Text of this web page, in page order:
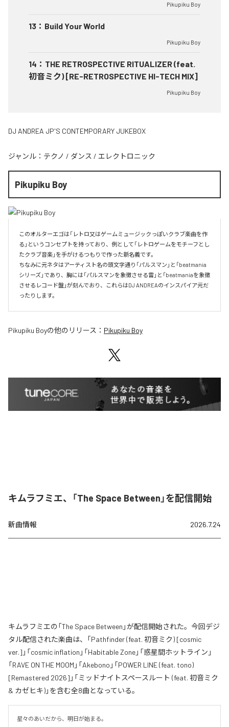
Pikupiku Boy
13 ： Build Your World
Pikupiku Boy
14 ： THE RETROSPECTIVE RITUALIZER (feat.
初音ミク) [RE-RETROSPECTIVE HI-TECH MIX]
Pikupiku Boy
DJ ANDREA JP'S CONTEMPORARY JUKEBOX
ジャンル： テクノ / ダンス / エレクトロニック
Pikupiku Boy
このオルターエゴは「レトロ又はゲームミュージックっぽいクラブ楽曲を作
る」というコンセプトを持っており、例として「レトロゲームをモチーフとし
たクラブ音楽」を手がけるつもりで作った新名義です。
ちなみに元ネタはアーティスト名の頭文字通り「パルスマン」と「beatmania
シリーズ」であり、胸には「パルスマンを象徴させる雷」と「beatmaniaを象徴
させるレコード盤」が刻んでおり、これらはDJ ANDREAのインスパイア元だ
ったりします。
Pikupiku Boyの他のリリース： Pikupiku Boy
キムラフミエ、「The Space Between」を配信開始
新曲情報 2026.7.24
キムラフミエの「The Space Between」が配信開始された。今回デジ
タル配信された楽曲は、「Pathfinder (feat. 初音ミク) [cosmic
ver.]」「cosmic inflation」「Habitable Zone」「惑星間ホットライン」
「RAVE ON THE MOOM」「Akebono」「POWER LINE (feat. tono)
[Remastered 2026]」「ミッドナイトスペースルート (feat. 初音ミク
& カゼヒキ)」を含む全8曲となっている。
星々のあいだから、明日が始まる。